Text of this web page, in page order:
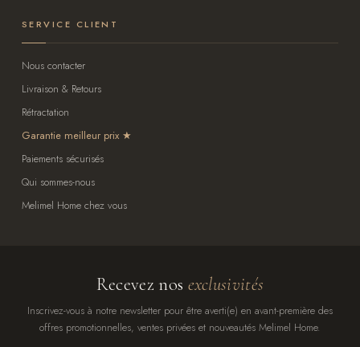
SERVICE CLIENT
Nous contacter
Livraison & Retours
Rétractation
Garantie meilleur prix
Paiements sécurisés
Qui sommes-nous
Melimel Home chez vous
Recevez nos exclusivités
Inscrivez-vous à notre newsletter pour être averti(e) en avant-première des
offres promotionnelles, ventes privées et nouveautés Melimel Home.